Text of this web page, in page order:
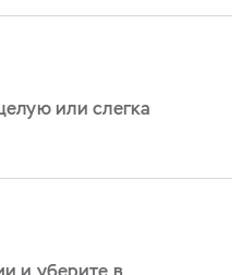
или слегка